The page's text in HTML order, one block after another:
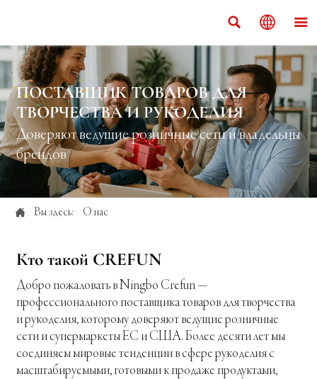
  
ПОСТАВЩИК ТОВАРОВ ДЛЯ
ТВОРЧЕСТВА И РУКОДЕЛИЯ
Доверяют ведущие розничные сети и владельцы
брендов
 Вы здесь: О нас
Кто такой CREFUN
Добро пожаловать в Ningbo Crefun —
профессионального поставщика товаров для творчества
и рукоделия, которому доверяют ведущие розничные
сети и супермаркеты ЕС и США. Более десяти лет мы
соединяем мировые тенденции в сфере рукоделия с
масштабируемыми, готовыми к продаже продуктами,